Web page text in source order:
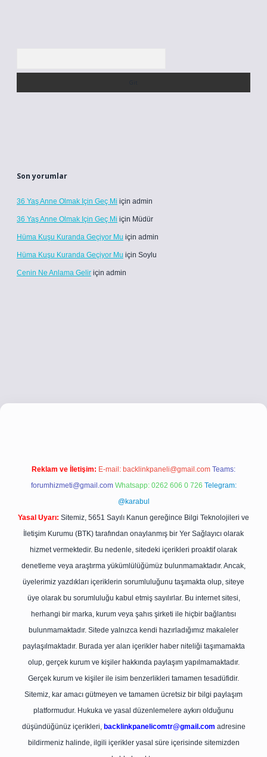
Son yorumlar
36 Yaş Anne Olmak Için Geç Mi için admin
36 Yaş Anne Olmak Için Geç Mi için Müdür
Hüma Kuşu Kuranda Geçiyor Mu için admin
Hüma Kuşu Kuranda Geçiyor Mu için Soylu
Cenin Ne Anlama Gelir için admin
betci girişbetci girişhiltonbet yeni giriş
Reklam ve İletişim: E-mail: backlinkpaneli@gmail.com Teams:
forumhizmeti@gmail.com Whatsapp: 0262 606 0 726 Telegram:
@karabul
Yasal Uyarı: Sitemiz, 5651 Sayılı Kanun gereğince Bilgi Teknolojileri ve
İletişim Kurumu (BTK) tarafından onaylanmış bir Yer Sağlayıcı olarak
hizmet vermektedir. Bu nedenle, sitedeki içerikleri proaktif olarak
denetleme veya araştırma yükümlülüğümüz bulunmamaktadır. Ancak,
üyelerimiz yazdıkları içeriklerin sorumluluğunu taşımakta olup, siteye
üye olarak bu sorumluluğu kabul etmiş sayılırlar. Bu internet sitesi,
herhangi bir marka, kurum veya şahıs şirketi ile hiçbir bağlantısı
bulunmamaktadır. Sitede yalnızca kendi hazırladığımız makaleler
paylaşılmaktadır. Burada yer alan içerikler haber niteliği taşımamakta
olup, gerçek kurum ve kişiler hakkında paylaşım yapılmamaktadır.
Gerçek kurum ve kişiler ile isim benzerlikleri tamamen tesadüfidir.
Sitemiz, kar amacı gütmeyen ve tamamen ücretsiz bir bilgi paylaşım
platformudur. Hukuka ve yasal düzenlemelere aykırı olduğunu
düşündüğünüz içerikleri, backlinkpanelicomtr@gmail.com adresine
bildirmeniz halinde, ilgili içerikler yasal süre içerisinde sitemizden